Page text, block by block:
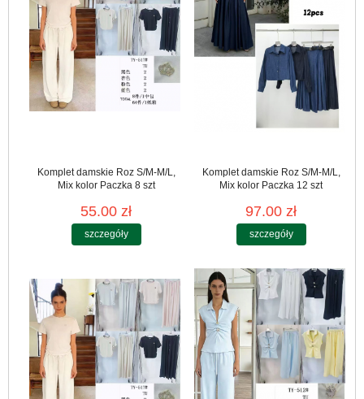
Komplet damskie Roz S/M-M/L,
Mix kolor Paczka 8 szt
55.00 zł
szczegóły
Komplet damskie Roz S/M-M/L,
Mix kolor Paczka 12 szt
97.00 zł
szczegóły